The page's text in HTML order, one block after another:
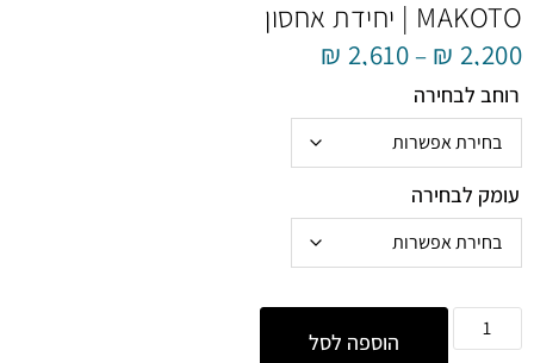
MAKOTO | יחידת אחסון
₪ 2,200
–
₪ 2,610
רוחב לבחירה
עומק לבחירה
הוספה לסל